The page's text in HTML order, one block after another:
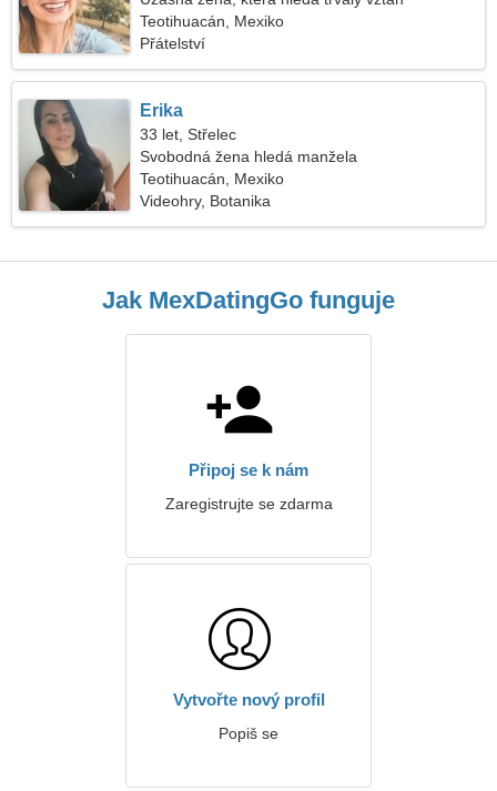
Teotihuacán, Mexiko
Přátelství
Erika
33 let, Střelec
Svobodná žena hledá manžela
Teotihuacán, Mexiko
Videohry, Botanika
Jak MexDatingGo funguje
Připoj se k nám
Zaregistrujte se zdarma
Vytvořte nový profil
Popiš se